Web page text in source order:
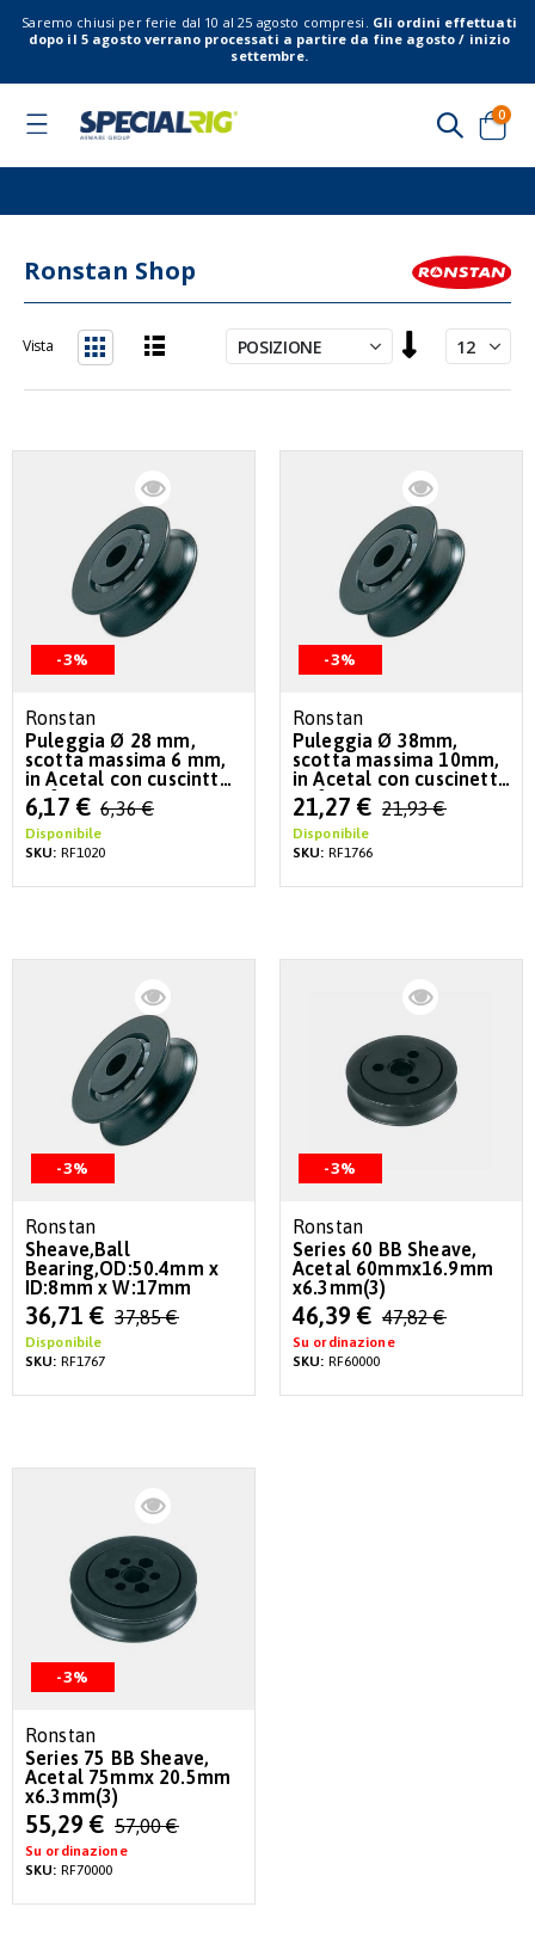
Saremo chiusi per ferie dal 10 al 25 agosto compresi. Gli ordini effettuati
dopo il 5 agosto verrano processati a partire da fine agosto / inizio
settembre.
Toggle
Cart
0
Ronstan Shop
la
direzione
Vista
-3%
Ronstan
Puleggia Ø 28 mm,
scotta massima 6 mm,
in Acetal con cuscintto
a sfere
Special
Price
6,17 € 6,36 €
Disponibile
SKU: RF1020
-3%
Ronstan
Puleggia Ø 38mm,
scotta massima 10mm,
in Acetal con cuscinetto
a sfere
Special
Price
21,27 € 21,93 €
Disponibile
SKU: RF1766
-3%
Ronstan
Sheave,Ball
Bearing,OD:50.4mm x
ID:8mm x W:17mm
Special
Price
36,71 € 37,85 €
Disponibile
SKU: RF1767
-3%
Ronstan
Series 60 BB Sheave,
Acetal 60mmx16.9mm
x6.3mm(3)
Special
Price
46,39 € 47,82 €
Su ordinazione
SKU: RF60000
-3%
Ronstan
Series 75 BB Sheave,
Acetal 75mmx 20.5mm
x6.3mm(3)
Special
Price
55,29 € 57,00 €
Su ordinazione
SKU: RF70000